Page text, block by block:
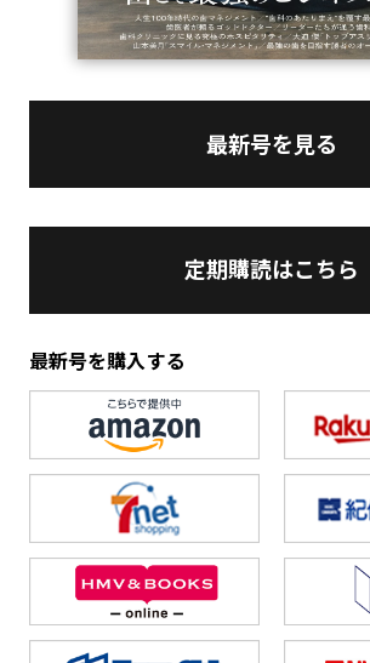
最新号を見る
定期購読はこちら
最新号を購入する